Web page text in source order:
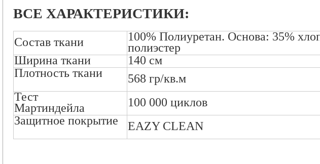
ВСЕ ХАРАКТЕРИСТИКИ:
Состав ткани
100% Полиуретан. Основа: 35%
полиэстер
Ширина ткани
140 см
Плотность ткани
568 гр/кв.м
Тест
Мартиндейла
100 000 циклов
Защитное покрытие
..........
EAZY CLEAN